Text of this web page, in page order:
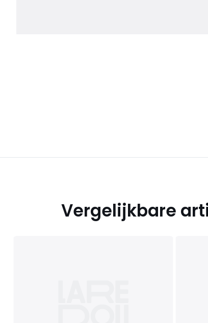
Vergelijkbare